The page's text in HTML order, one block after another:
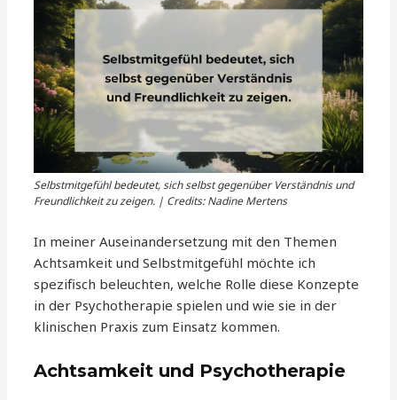
Selbstmitgefühl bedeutet, sich selbst gegenüber Verständnis und
Freundlichkeit zu zeigen. | Credits: Nadine Mertens
In meiner Auseinandersetzung mit den Themen
Achtsamkeit und Selbstmitgefühl möchte ich
spezifisch beleuchten, welche Rolle diese Konzepte
in der Psychotherapie spielen und wie sie in der
klinischen Praxis zum Einsatz kommen.
Achtsamkeit und Psychotherapie